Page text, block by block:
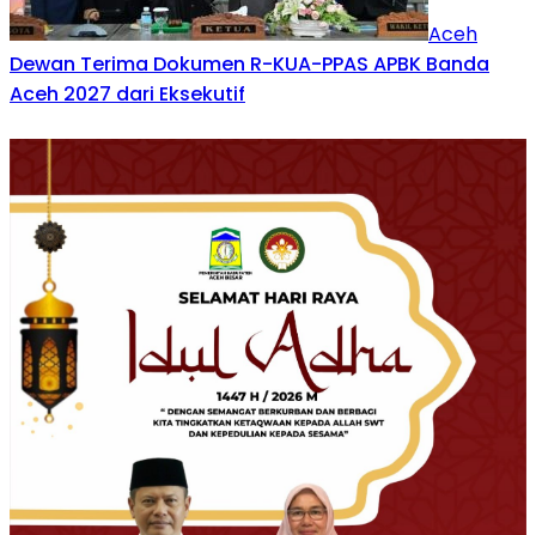
Aceh
Dewan Terima Dokumen R-KUA-PPAS APBK Banda
Aceh 2027 dari Eksekutif